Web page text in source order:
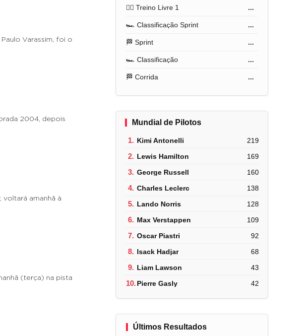
Varassim, foi o
2004, depois
amanhã à
(terça) na pista
🏋️‍♂️ Treino Livre 1 ...
🏎️ Classificação Sprint ...
🏁 Sprint ...
🏎️ Classificação ...
🏁 Corrida ...
Mundial de Pilotos
1. Kimi Antonelli 219
2. Lewis Hamilton 169
3. George Russell 160
4. Charles Leclerc 138
5. Lando Norris 128
6. Max Verstappen 109
7. Oscar Piastri 92
8. Isack Hadjar 68
9. Liam Lawson 43
10.Pierre Gasly 42
Últimos Resultados